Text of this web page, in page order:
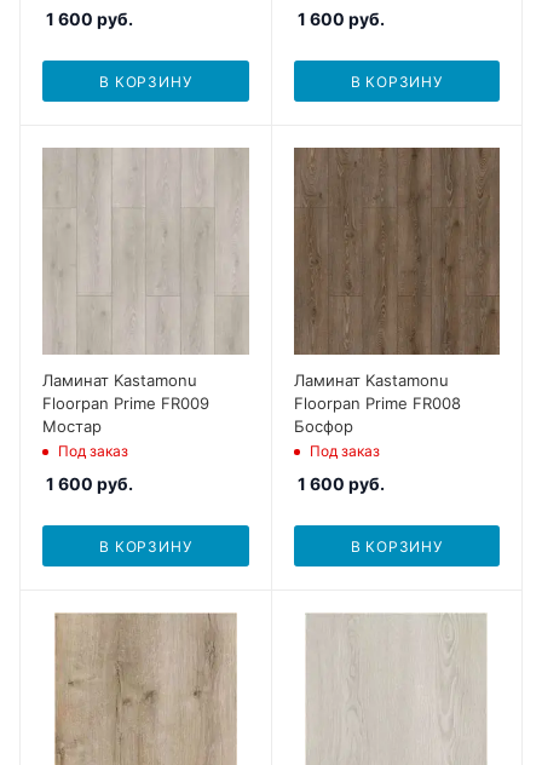
1 600 руб.
В КОРЗИНУ
1 600 руб.
В КОРЗИНУ
Ламинат Kastamonu
Floorpan Prime FR009
Мостар
Под заказ
1 600 руб.
В КОРЗИНУ
Ламинат Kastamonu
Floorpan Prime FR008
Босфор
Под заказ
1 600 руб.
В КОРЗИНУ